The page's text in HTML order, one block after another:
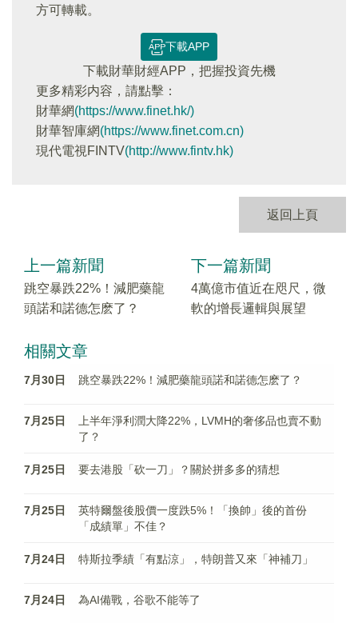
方可轉載。
下載APP
下載財華財經APP，把握投資先機
更多精彩内容，請點擊：
財華網(https://www.finet.hk/)
財華智庫網(https://www.finet.com.cn)
現代電視FINTV(http://www.fintv.hk)
返回上頁
上一篇新聞
跳空暴跌22%！減肥藥龍
頭諾和諾德怎麽了？
下一篇新聞
4萬億市值近在咫尺，微
軟的增長邏輯與展望
相關文章
7月30日 跳空暴跌22%！減肥藥龍頭諾和諾德怎麽了？
7月25日
上半年淨利潤大降22%，LVMH的奢侈品也賣不動
了？
7月25日 要去港股「砍一刀」？關於拼多多的猜想
7月25日
英特爾盤後股價一度跌5%！「換帥」後的首份
「成績單」不佳？
7月24日 特斯拉季績「有點涼」，特朗普又來「神補刀」
7月24日 為AI備戰，谷歌不能等了